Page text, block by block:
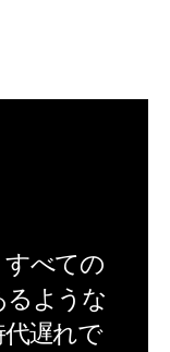
すべての
ような
遅れで